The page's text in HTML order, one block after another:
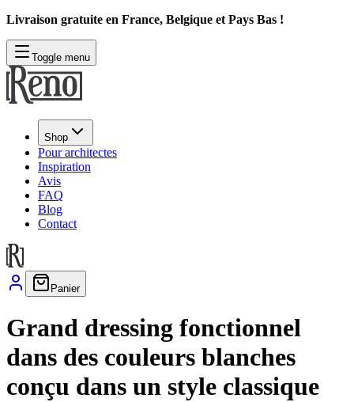
Livraison gratuite en France, Belgique et Pays Bas !
Toggle menu
Shop
Pour architectes
Inspiration
Avis
FAQ
Blog
Contact
Panier
Grand dressing fonctionnel
dans des couleurs blanches
conçu dans un style classique